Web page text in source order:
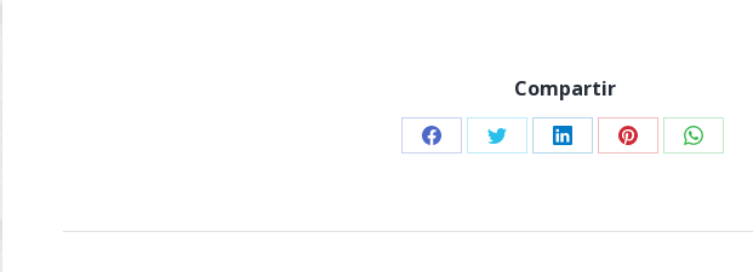
Compartir
Share
Facebook
Share
Twitter
Share
LinkedIn
Share
Pinterest
Share